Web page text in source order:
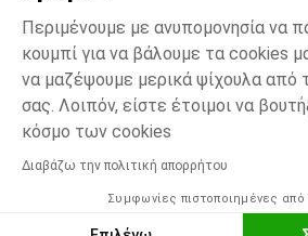
Περιμένουμε με ανυπομονησία να
κουμπί για να βάλουμε τα cookies
να μαζέψουμε μερικά ψίχουλα από
σας. Λοιπόν, είστε έτοιμοι να
κόσμο των cookies
Διαβάζω την πολιτική απορρήτου
Συμφωνίες πιστοποιημένες από
Πράσινο
Δυνατότητα πληρωμής με
ΠΡΟΣΘΉΚΗ ΣΤΟ
*Εμπορικες
Προσωπικά
Διαχείρηση των
Προσβασιμότητα: μη
H Orchestra συμμετέχει στον κωδικά
μεσολάβησης της Γαλλικής Ομοσπονδίας